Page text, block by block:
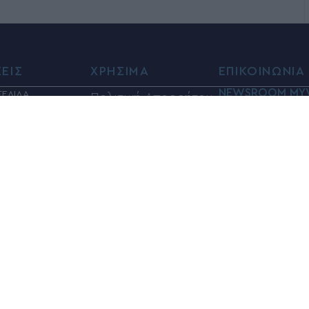
ΧΡΗΣΙΜΑ
Πολιτική Απορρήτου
ΕΠΙΚΟΙΝΩΝΙΑ
NEWSROOM